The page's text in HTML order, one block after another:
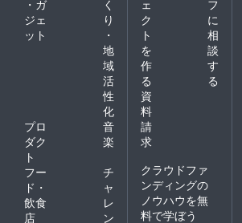
・ガ
ジェ
ット
く
り
・
地
域
活
性
化
プロ
ダク
ト
音
楽
フー
ド・
飲食
店
チ
ャ
レ
ン
ェ
ク
ト
を
作
る
フ
に
相
談
す
る
資
料
請
求
クラウドファ
ンディングの
ノウハウを無
料で学ぼう